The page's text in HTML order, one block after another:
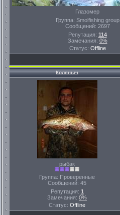
Глазомер
Группа: Smolfishing group
Сообщений: 2697
Репутация: 114
Замечания: 0%
Статус: Offline
Коляныч
рыбак
Группа: Проверенные
Сообщений: 45
Репутация: 1
Замечания: 0%
Статус: Offline